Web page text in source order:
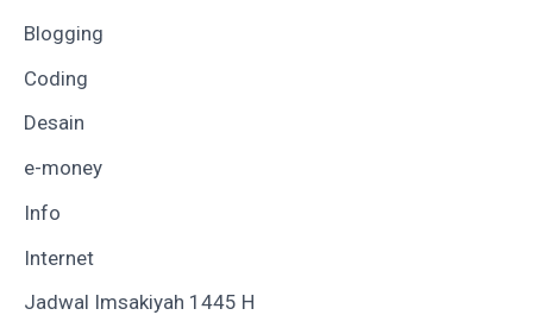
Blogging
Coding
Desain
e-money
Info
Internet
Jadwal Imsakiyah 1445 H